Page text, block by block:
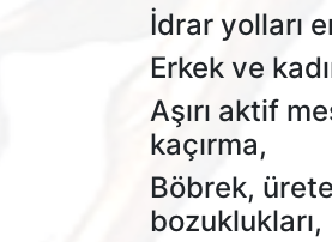
İdrar yolları
Erkek ve
Aşırı aktif
kaçırma,
Böbrek,
bozuklukları,